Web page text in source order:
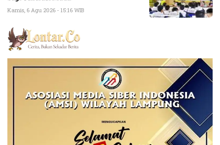
Kamis, 6 Agu 2026 - 15:16 WIB